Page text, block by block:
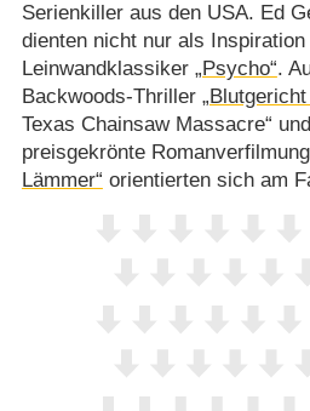
Serienkiller aus den USA. Ed
dienten nicht nur als Inspiration
Leinwandklassiker „Psycho“.
Backwoods-Thriller „Blutgericht
Texas Chainsaw Massacre“ und
preisgekrönte Romanverfilmung
Lämmer“ orientierten sich am